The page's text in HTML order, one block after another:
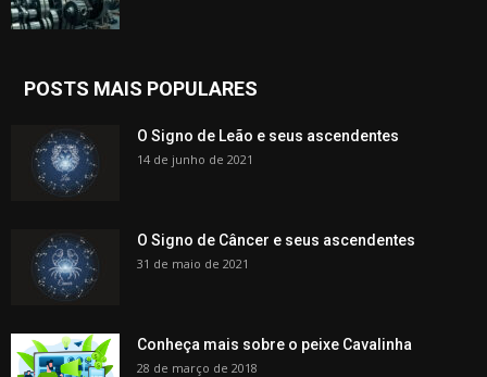
POSTS MAIS POPULARES
O Signo de Leão e seus ascendentes
14 de junho de 2021
O Signo de Câncer e seus ascendentes
31 de maio de 2021
Conheça mais sobre o peixe Cavalinha
28 de março de 2018